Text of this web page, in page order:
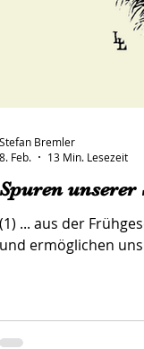
Spuren unserer
(1) ... aus der
und ermöglichen
Stefan Bremler
8. Feb.
13 Min. Lesezeit